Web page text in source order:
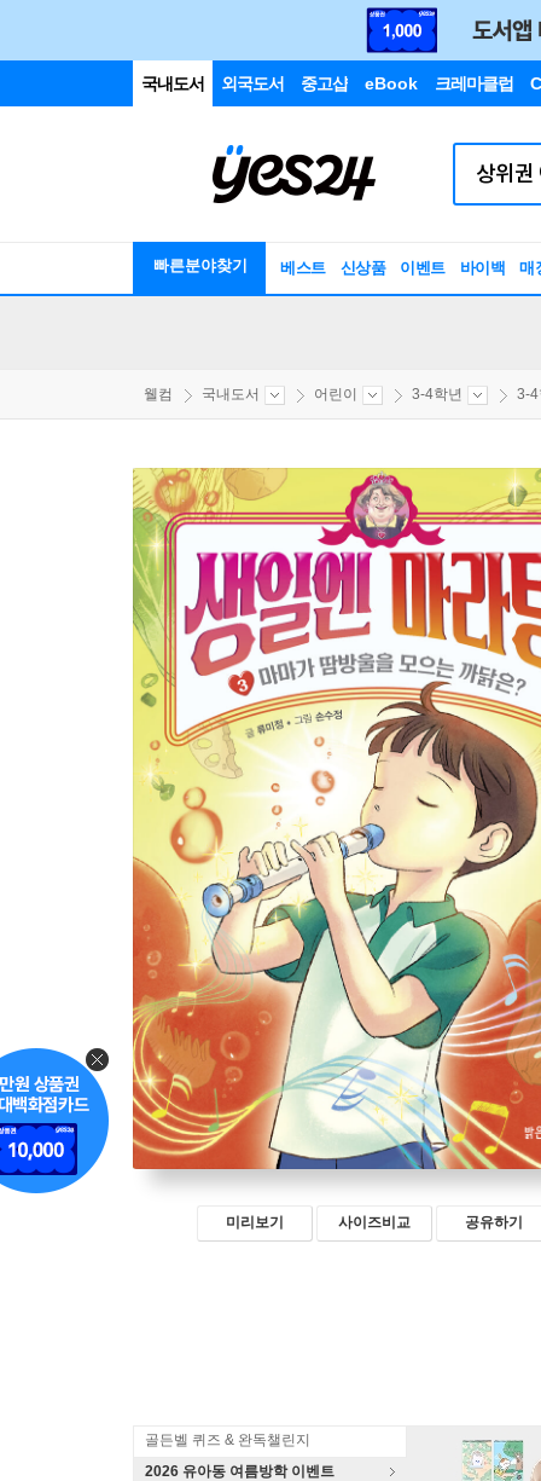
국내도서 외국도서 중고샵 eBook 크레마클럽
빠른분야찾기 베스트 신상품 이벤트 바이백 매
웰컴 국내도서 어린이 3-4학년 3-4
미리보기 사이즈비교 공유하기
골든벨 퀴즈 & 완독챌린지
2026 유아동 여름방학 이벤트